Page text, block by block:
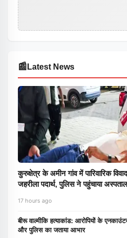
📰 Latest News
कुरुक्षेत्र के अमीन गांव में पारिवारिक
जहरीला पदार्थ, पुलिस ने पहुंचाया अस्पताल
17 hours ago
बीरू वाल्मीकि हत्याकांड: आरोपियों के
और पुलिस का जताया आभार